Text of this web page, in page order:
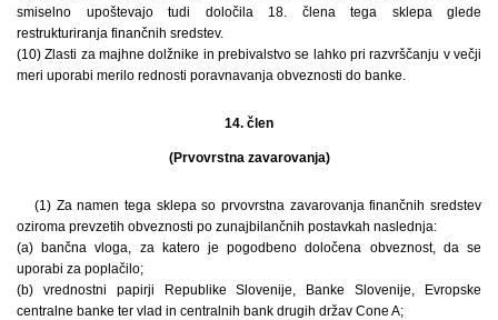
smiselno upoštevajo tudi določila 18. člena tega sklepa glede
restrukturiranja finančnih sredstev.
(10) Zlasti za majhne dolžnike in prebivalstvo se lahko pri razvrščanju v večji
meri uporabi merilo rednosti poravnavanja obveznosti do banke.
14. člen
(Prvovrstna zavarovanja)
(1) Za namen tega sklepa so prvovrstna zavarovanja finančnih sredstev
oziroma prevzetih obveznosti po zunajbilančnih postavkah naslednja:
(a) bančna vloga, za katero je pogodbeno določena obveznost, da se
uporabi za poplačilo;
(b) vrednostni papirji Republike Slovenije, Banke Slovenije, Evropske
centralne banke ter vlad in centralnih bank drugih držav Cone A;